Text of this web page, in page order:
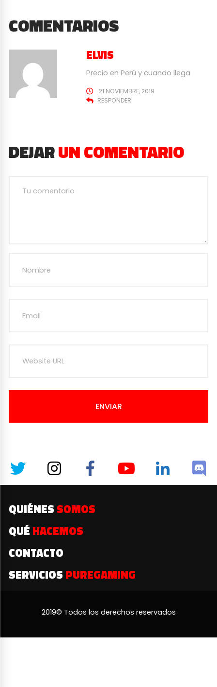
COMENTARIOS
ELVIS
Precio en Perú y cuando llega
21 NOVIEMBRE, 2019
RESPONDER
DEJARUN COMENTARIO
ENVIAR
QUIÉNES SOMOS
QUÉ HACEMOS
CONTACTO
SERVICIOS PUREGAMING
2019© Todos los derechos reservados